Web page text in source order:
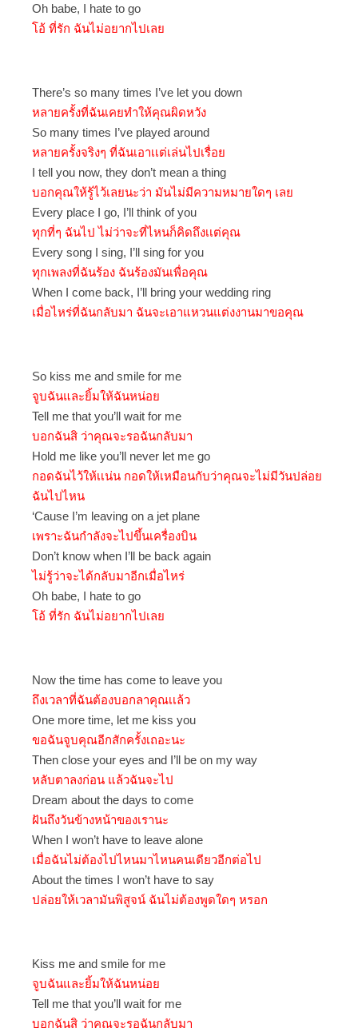
Oh babe, I hate to go
โอ้ ที่รัก ฉันไม่อยากไปเลย
There’s so many times I’ve let you down
หลายครั้งที่ฉันเคยทำให้คุณผิดหวัง
So many times I’ve played around
หลายครั้งจริงๆ ที่ฉันเอาเเต่เล่นไปเรื่อย
I tell you now, they don’t mean a thing
บอกคุณให้รู้ไว้เลยนะว่า มันไม่มีความหมายใดๆ เลย
Every place I go, I’ll think of you
ทุกที่ๆ ฉันไป ไม่ว่าจะที่ไหนก็คิดถึงเเต่คุณ
Every song I sing, I’ll sing for you
ทุกเพลงที่ฉันร้อง ฉันร้องมันเพื่อคุณ
When I come back, I’ll bring your wedding ring
เมื่อไหร่ที่ฉันกลับมา ฉันจะเอาแหวนแต่งงานมาขอคุณ
So kiss me and smile for me
จูบฉันและยิ้มให้ฉันหน่อย
Tell me that you’ll wait for me
บอกฉันสิ ว่าคุณจะรอฉันกลับมา
Hold me like you’ll never let me go
กอดฉันไว้ให้เเน่น กอดให้เหมือนกับว่าคุณจะไม่มีวันปล่อย
ฉันไปไหน
‘Cause I’m leaving on a jet plane
เพราะฉันกำลังจะไปขึ้นเครื่องบิน
Don’t know when I’ll be back again
ไม่รู้ว่าจะได้กลับมาอีกเมื่อไหร่
Oh babe, I hate to go
โอ้ ที่รัก ฉันไม่อยากไปเลย
Now the time has come to leave you
ถึงเวลาที่ฉันต้องบอกลาคุณเเล้ว
One more time, let me kiss you
ขอฉันจูบคุณอีกสักครั้งเถอะนะ
Then close your eyes and I’ll be on my way
หลับตาลงก่อน แล้วฉันจะไป
Dream about the days to come
ฝันถึงวันข้างหน้าของเรานะ
When I won’t have to leave alone
เมื่อฉันไม่ต้องไปไหนมาไหนคนเดียวอีกต่อไป
About the times I won’t have to say
ปล่อยให้เวลามันพิสูจน์ ฉันไม่ต้องพูดใดๆ หรอก
Kiss me and smile for me
จูบฉันและยิ้มให้ฉันหน่อย
Tell me that you’ll wait for me
บอกฉันสิ ว่าคุณจะรอฉันกลับมา